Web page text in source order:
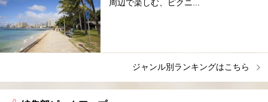
周辺で楽しむ、ピクニ...
ジャンル別ランキングはこちら